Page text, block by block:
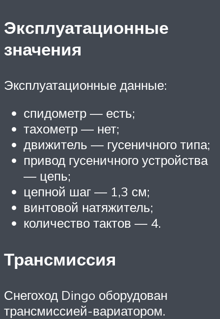
Эксплуатационные
значения
Эксплуатационные данные:
спидометр — есть;
тахометр — нет;
движитель — гусеничного типа;
привод гусеничного устройства
— цепь;
цепной шаг — 1,3 см;
винтовой натяжитель;
количество тактов — 4.
Трансмиссия
Снегоход Dingo оборудован
трансмиссией-вариатором.